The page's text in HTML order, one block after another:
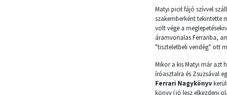
Matyi picit fájó szívvel
szakemberként tekintette
volt vége a
áramvonalas Ferrariba,
"tiszteletbeli vendég" ott
Mikor a kis Matyi már azt
íróasztalra és Zsuzsával
Ferrari Nagykönyv
könyv (jó lesz elkezdeni